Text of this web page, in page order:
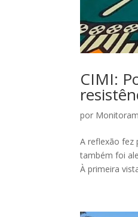
CIMI:
por
A reflexão fez
também foi
À primeira